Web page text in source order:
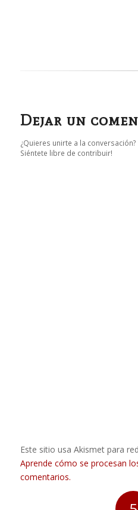
Dejar un
¿Quieres unirte a la conversación?
Siéntete libre de contribuir!
Este sitio usa Akismet para
Aprende cómo se procesan
comentarios.